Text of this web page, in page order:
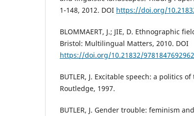
1-148, 2012. DOI https://doi.org/
BLOMMAERT, J.; JIE, D. Ethnographic
Bristol: Multilingual Matters, 2010. DOI
https://doi.org/10.21832/9781847692962
BUTLER, J. Excitable speech: a politics
Routledge, 1997.
BUTLER, J. Gender trouble: feminism